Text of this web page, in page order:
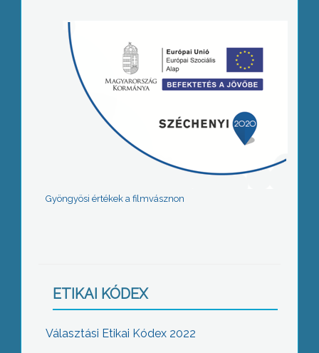
Gyöngyösi értékek a filmvásznon
ETIKAI KÓDEX
Választási Etikai Kódex 2022